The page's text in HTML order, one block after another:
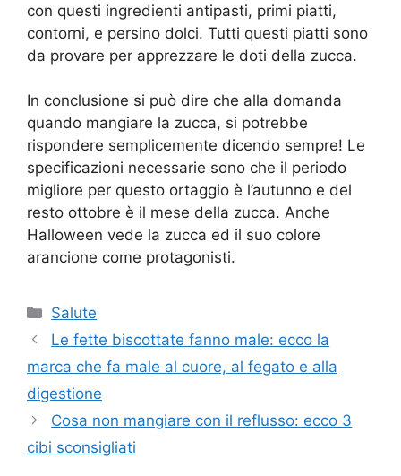
con questi ingredienti antipasti, primi piatti,
contorni, e persino dolci. Tutti questi piatti sono
da provare per apprezzare le doti della zucca.
In conclusione si può dire che alla domanda
quando mangiare la zucca, si potrebbe
rispondere semplicemente dicendo sempre! Le
specificazioni necessarie sono che il periodo
migliore per questo ortaggio è l’autunno e del
resto ottobre è il mese della zucca. Anche
Halloween vede la zucca ed il suo colore
arancione come protagonisti.
Categorie
Salute
Le fette biscottate fanno male: ecco la
marca che fa male al cuore, al fegato e alla
digestione
Cosa non mangiare con il reflusso: ecco 3
cibi sconsigliati